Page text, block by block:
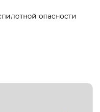
опасности